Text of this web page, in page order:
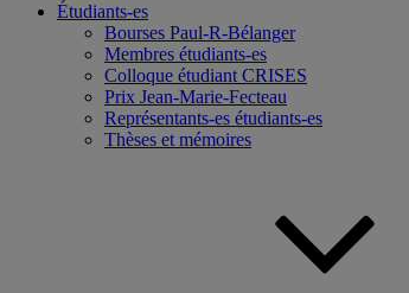
Étudiants-es
Bourses Paul-R-Bélanger
Membres étudiants-es
Colloque étudiant CRISES
Prix Jean-Marie-Fecteau
Représentants-es étudiants-es
Thèses et mémoires